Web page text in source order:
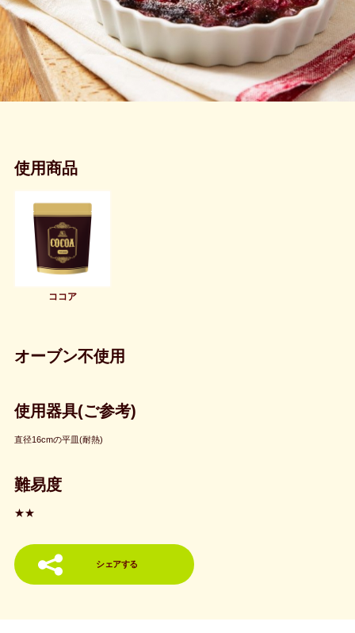
使用商品
ココア
オーブン不使用
使用器具(ご参考)
直径16cmの平皿(耐熱)
難易度
★★
シェアする